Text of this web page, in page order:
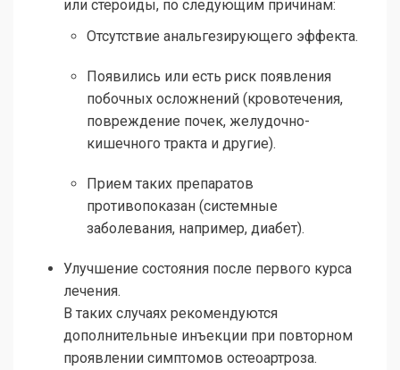
или стероиды, по следующим причинам:
Отсутствие анальгезирующего эффекта.
Появились или есть риск появления
побочных осложнений (кровотечения,
повреждение почек, желудочно-
кишечного тракта и другие).
Прием таких препаратов
противопоказан (системные
заболевания, например, диабет).
Улучшение состояния после первого курса
лечения.
В таких случаях рекомендуются
дополнительные инъекции при повторном
проявлении симптомов остеоартроза.